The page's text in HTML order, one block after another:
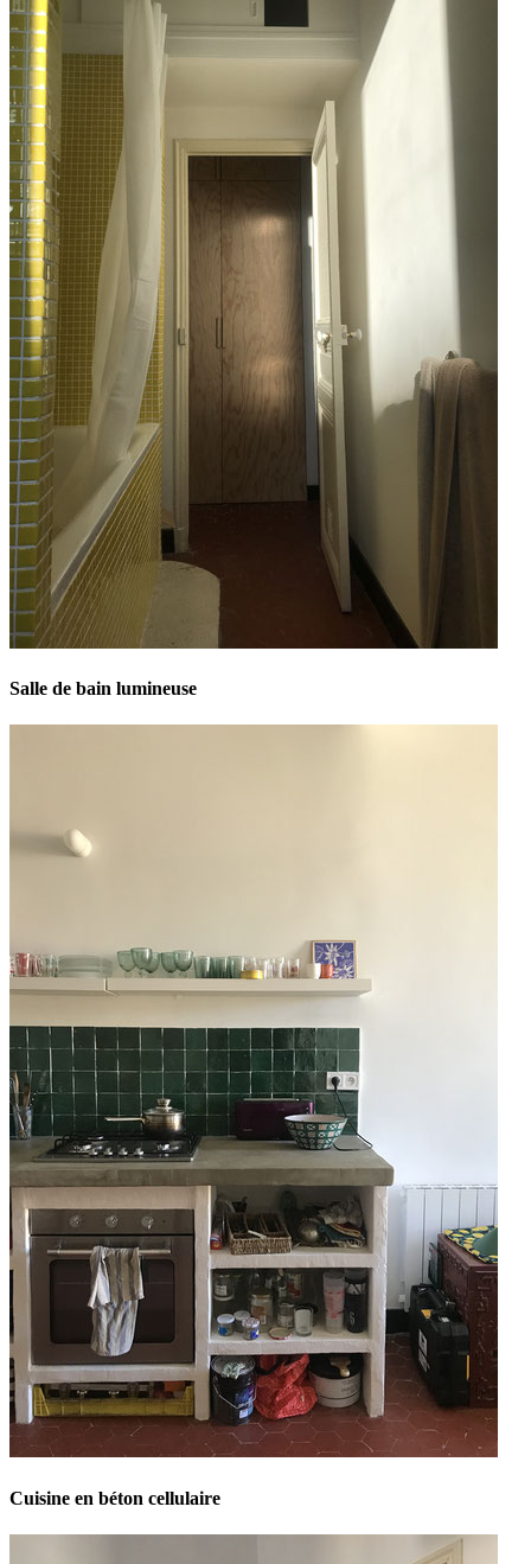
Salle de bain lumineuse
Cuisine en béton cellulaire